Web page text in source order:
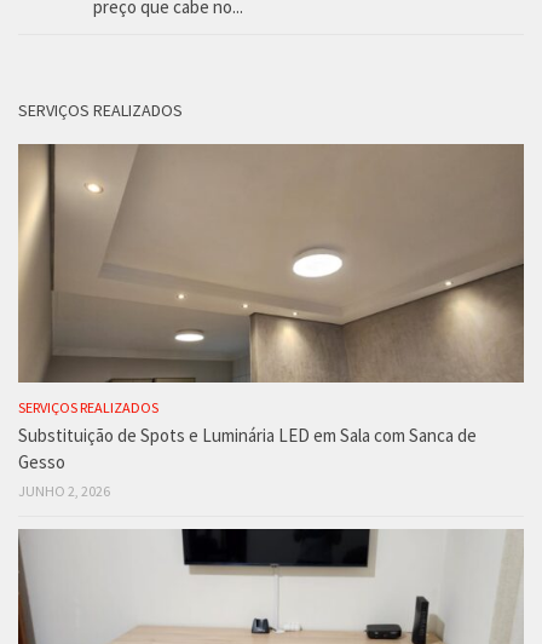
preço que cabe no...
SERVIÇOS REALIZADOS
SERVIÇOS REALIZADOS
Substituição de Spots e Luminária LED em Sala com Sanca de
Gesso
JUNHO 2, 2026